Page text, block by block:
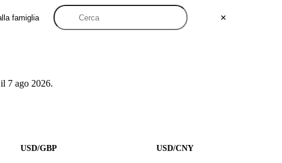
✕
famiglia
7 ago 2026.
USD/GBP USD/CNY